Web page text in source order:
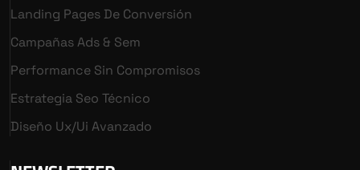
Landing Pages De Conversión
Campañas Ads & Sem
Performance Sin Compromisos
Estrategia Seo Técnico
Diseño Ux/ui Avanzado